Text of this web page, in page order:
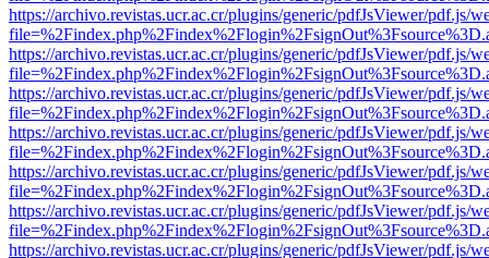
https://archivo.revistas.ucr.ac.cr/plugins/generic/pdfJsViewer/pdf.js/
https://archivo.revistas.ucr.ac.cr/plugins/generic/pdfJsViewer/pdf.js/
https://archivo.revistas.ucr.ac.cr/plugins/generic/pdfJsViewer/pdf.js/
https://archivo.revistas.ucr.ac.cr/plugins/generic/pdfJsViewer/pdf.js/
https://archivo.revistas.ucr.ac.cr/plugins/generic/pdfJsViewer/pdf.js/
https://archivo.revistas.ucr.ac.cr/plugins/generic/pdfJsViewer/pdf.js/
https://archivo.revistas.ucr.ac.cr/plugins/generic/pdfJsViewer/pdf.js/